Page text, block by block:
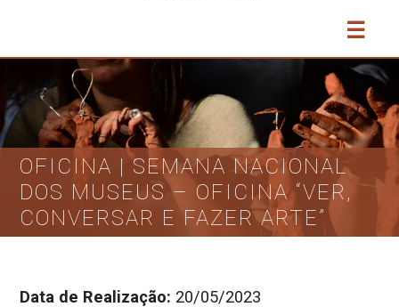
☰
OFICINA | SEMANA NACIONAL
DOS MUSEUS – OFICINA “VER,
CONVERSAR E FAZER ARTE”
Data de Realização: 20/05/2023